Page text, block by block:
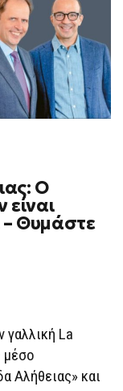
Ο
Θυμάστε
γαλλική La
μέσο
Αλήθειας» και